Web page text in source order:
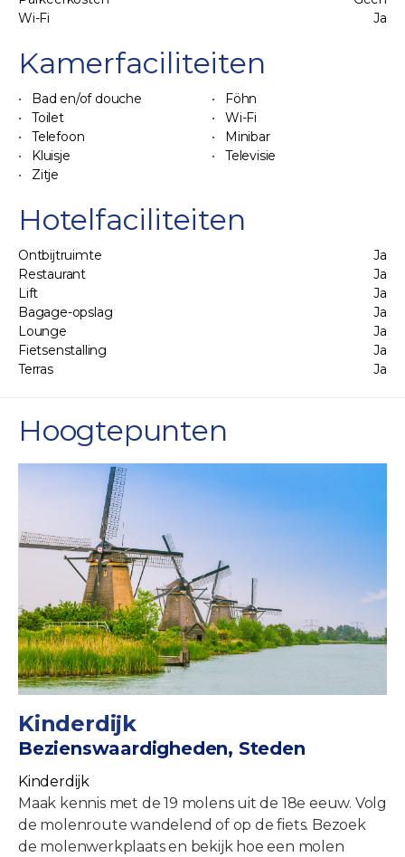
Wi-Fi
Ja
Kamerfaciliteiten
Bad en/of douche
Föhn
Toilet
Wi-Fi
Telefoon
Minibar
Kluisje
Televisie
Zitje
Hotelfaciliteiten
Ontbijtruimte
Ja
Restaurant
Ja
Lift
Ja
Bagage-opslag
Ja
Lounge
Ja
Fietsenstalling
Ja
Terras
Ja
Hoogtepunten
Kinderdijk
Bezienswaardigheden, Steden
Kinderdijk
Maak kennis met de 19 molens uit de 18e eeuw. Volg
de molenroute wandelend of op de fiets. Bezoek
de molenwerkplaats en bekijk hoe een molen